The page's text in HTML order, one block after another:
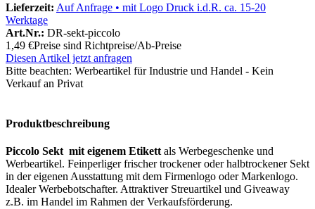
Lieferzeit: Auf Anfrage • mit Logo Druck i.d.R. ca. 15-20
Werktage
Art.Nr.: DR-sekt-piccolo
1,49 €Preise sind Richtpreise/Ab-Preise
Diesen Artikel jetzt anfragen
Bitte beachten: Werbeartikel für Industrie und Handel - Kein
Verkauf an Privat
Produktbeschreibung
Piccolo Sekt mit eigenem Etikettals Werbegeschenke und
Werbeartikel. Feinperliger frischer trockener oder halbtrockener Sekt
in der eigenen Ausstattung mit dem Firmenlogo oder Markenlogo.
Idealer Werbebotschafter. Attraktiver Streuartikel und Giveaway
z.B. im Handel im Rahmen der Verkaufsförderung.